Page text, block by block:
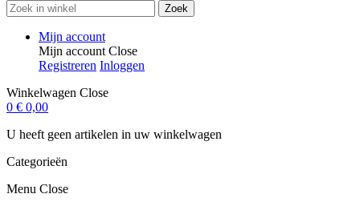
Zoek
Mijn account
Mijn account Close
Registreren Inloggen
Winkelwagen Close
0 € 0,00
U heeft geen artikelen in uw winkelwagen
Categorieën
Menu Close